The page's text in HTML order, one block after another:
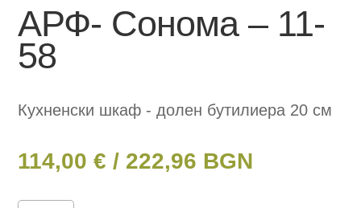
АРФ- Сонома – 11-
58
Кухненски шкаф - долен бутилиера 20 см
114,00€ / 222,96 BGN